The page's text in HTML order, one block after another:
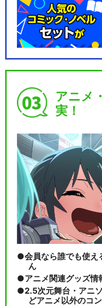
アニメ
実！
会員なら誰でも使え
ん
アニメ関連グッズ情
2.5次元舞台・アニ
どアニメ以外のコ